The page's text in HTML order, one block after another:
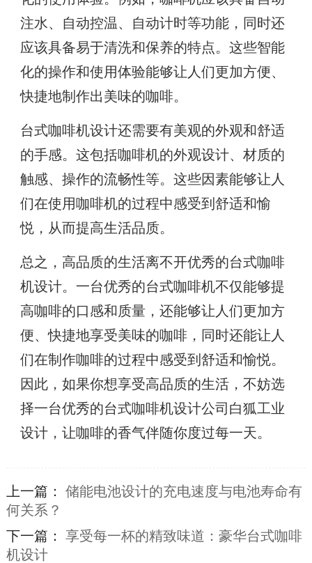
注水、自动控温、自动计时等功能，同时还
应该具备易于清洗和保养的特点。这些智能
化的操作和使用体验能够让人们更加方便、
快捷地制作出美味的咖啡。
台式咖啡机设计还需要有美观的外观和舒适
的手感。这包括咖啡机的外观设计、材质的
触感、操作的流畅性等。这些因素能够让人
们在使用咖啡机的过程中感受到舒适和愉
悦，从而提高生活品质。
总之，高品质的生活离不开优秀的台式咖啡
机设计。一台优秀的台式咖啡机不仅能够提
高咖啡的口感和质量，还能够让人们更加方
便、快捷地享受美味的咖啡，同时还能让人
们在制作咖啡的过程中感受到舒适和愉悦。
因此，如果你想享受高品质的生活，不妨选
择一台优秀的台式咖啡机设计公司白狐工业
设计，让咖啡的香气伴随你度过每一天。
上一篇： 储能电池设计的充电速度与电池寿命有
何关系？
下一篇： 享受每一杯的精致味道：豪华台式咖啡
机设计